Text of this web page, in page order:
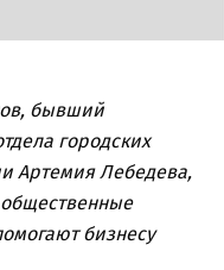
бывший
городских
Артемия Лебедева,
общественные
бизнесу